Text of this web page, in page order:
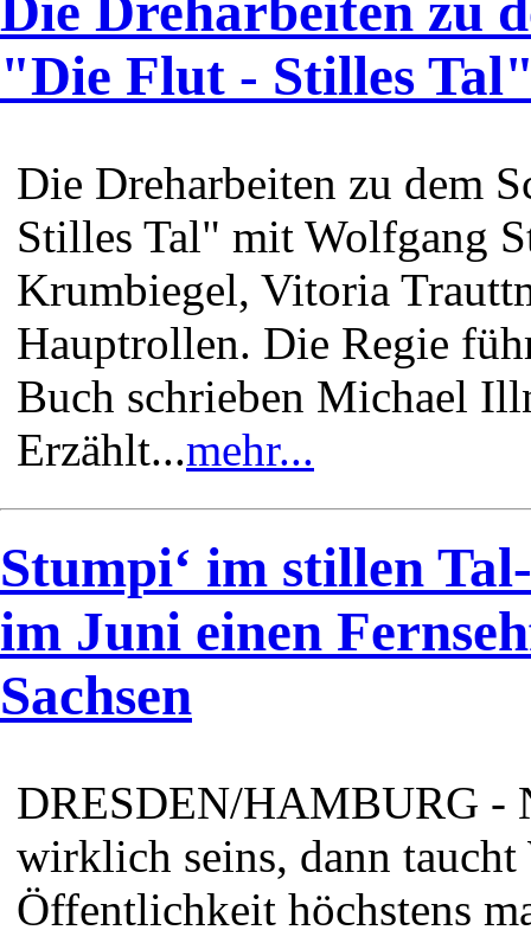
"Die Flut - Stilles
Die Dreharbeiten zu dem
Stilles Tal" mit Wolfgang
Krumbiegel, Vitoria
Hauptrollen. Die Regie
Buch schrieben Michael
Erzählt...mehr...
Stumpi‘ im stillen
im Juni einen
Sachsen
DRESDEN/HAMBURG -
wirklich seins, dann
Öffentlichkeit höchstens